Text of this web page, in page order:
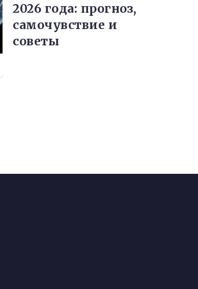
2026 года: прогноз,
самочувствие и
советы